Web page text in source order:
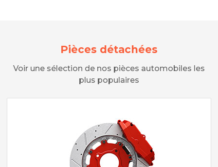
Pièces détachées
Voir une sélection de nos pièces automobiles les
plus populaires